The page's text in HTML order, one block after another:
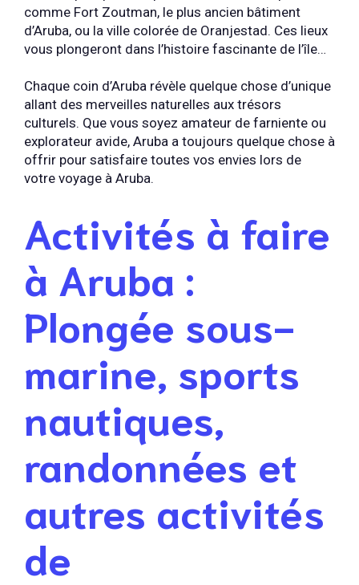
comme Fort Zoutman, le plus ancien bâtiment
d’Aruba, ou la ville colorée de Oranjestad. Ces lieux
vous plongeront dans l’histoire fascinante de l’île…
Chaque coin d’Aruba révèle quelque chose d’unique
allant des merveilles naturelles aux trésors
culturels. Que vous soyez amateur de farniente ou
explorateur avide, Aruba a toujours quelque chose à
offrir pour satisfaire toutes vos envies lors de
votre voyage à Aruba.
Activités à faire
à Aruba :
Plongée sous-
marine, sports
nautiques,
randonnées et
autres activités
de